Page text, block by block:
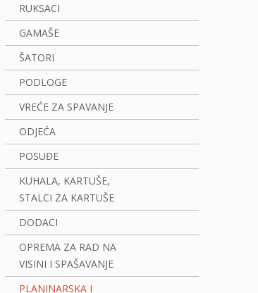
RUKSACI
GAMAŠE
ŠATORI
PODLOGE
VREĆE ZA SPAVANJE
ODJEĆA
POSUĐE
KUHALA, KARTUŠE,
STALCI ZA KARTUŠE
DODACI
OPREMA ZA RAD NA
VISINI I SPAŠAVANJE
PLANINARSKA I